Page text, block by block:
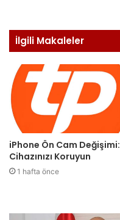
İlgili Makaleler
iPhone Ön Cam Değişimi:
Cihazınızı Koruyun
1 hafta önce